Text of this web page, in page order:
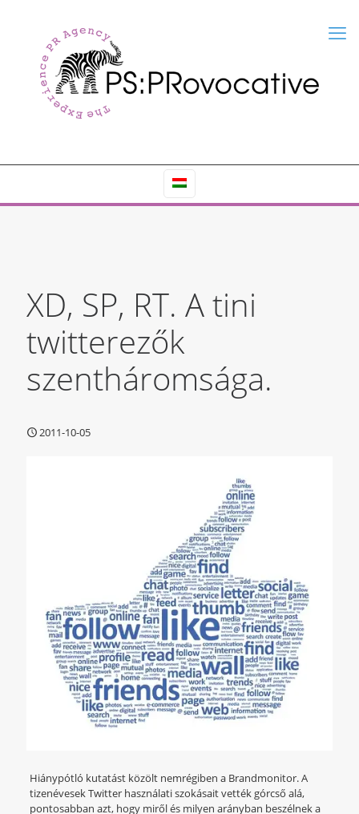
XD, SP, RT. A tini
twitterezők
szentháromsága.
2011-10-05
Hiánypótló kutatást közölt nemrégiben a Brandmonitor. A
tizenévesek Twitter használati szokásait vették górcső alá,
pontosabban azt, hogy miről és milyen arányban beszélnek a